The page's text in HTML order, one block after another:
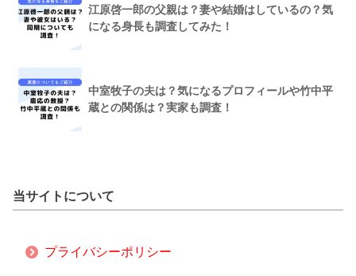
江原啓一郎の父親は？妻や結婚はしているの？気
になる身長も調査してみた！
中室牧子の夫は？気になるプロフィールや竹中平
蔵との関係は？実家も調査！
当サイトについて
プライバシーポリシー